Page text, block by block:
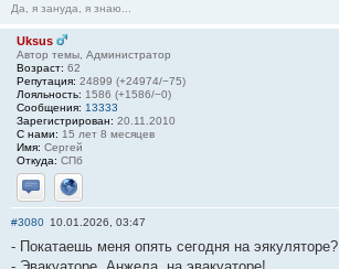
Да, я зануда, я знаю...
Uksus
Автор темы, Администратор
Возраст: 62
Репутация: 24899 (+24974/−75)
Лояльность: 1586 (+1586/−0)
Сообщения: 13333
Зарегистрирован: 20.11.2010
С нами: 15 лет 8 месяцев
Имя: Сергей
Откуда: СПб
Отправить личное сообщение
Сайт
#3080 10.01.2026, 03:47
- Покатаешь меня опять сегодня на эякуляторе?